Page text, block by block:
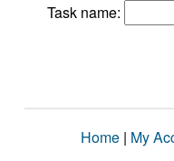
Task name:
Home | My